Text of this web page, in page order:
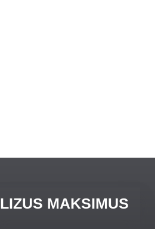
LIZUS MAKSIMUS